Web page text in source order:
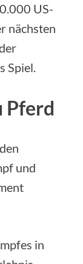
US-
nächsten
Spiel.
Pferd
und
in